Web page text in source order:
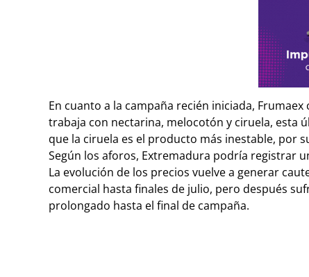
En cuanto a la campaña recién iniciada,
trabaja con nectarina, melocotón y ciruela, esta
que la ciruela es el producto más inestable, por
Según los aforos, Extremadura podría registrar
La evolución de los precios vuelve a generar
comercial hasta finales de julio, pero después
prolongado hasta el final de campaña.